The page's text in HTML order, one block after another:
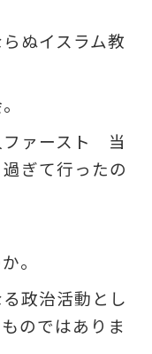
ぬイスラム教
ファースト 当
ぎて行ったの
。
政治活動とし
のではありま